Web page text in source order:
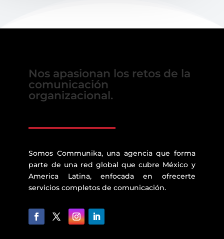
Nos apasionan los retos de la
comunicación
organizacional.
Somos Communika, una agencia que forma
parte de una red global que cubre México y
America Latina, enfocada en ofrecerte
servicios completos de comunicación.